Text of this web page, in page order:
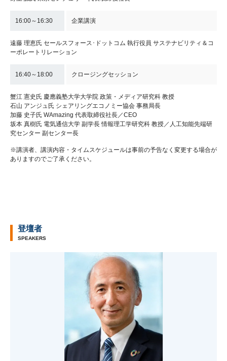
16:00～16:30 企業講演
遠藤 理恵氏 セールスフォース･ドットコム 執行役員 サステナビリティ＆コ
ーポレートリレーション
16:40～18:00 クロージングセッション
蟹江 憲史氏 慶應義塾大学大学院 政策・メディア研究科 教授
石山 アンジュ氏 シェアリングエコノミー協会 事務局長
加藤 史子氏 WAmazing 代表取締役社長／CEO
坂本 真樹氏 電気通信大学 副学長 情報理工学研究科 教授／人工知能先端研
究センター 副センター長
※講演者、講演内容・タイムスケジュールは事前の予告なく変更する場合が
ありますのでご了承ください。
登壇者
SPEAKERS